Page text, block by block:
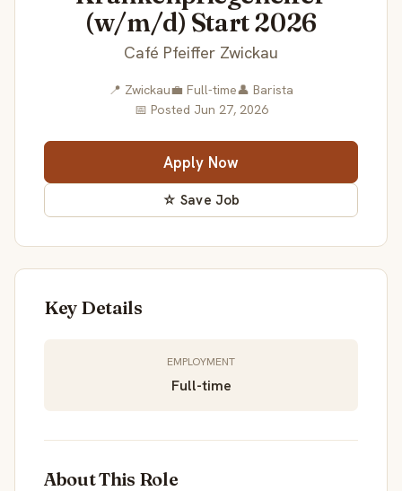
(w/m/d) Start 2026
Café Pfeiffer Zwickau
📍 Zwickau💼 Full-time👤 Barista
📅 Posted Jun 27, 2026
Apply Now
☆ Save Job
Key Details
EMPLOYMENT
Full-time
About This Role